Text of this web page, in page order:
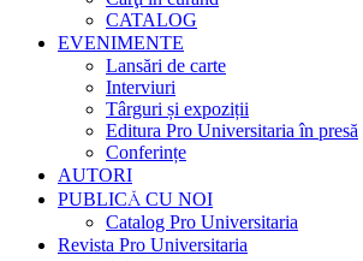
CATALOG
EVENIMENTE
Lansări de carte
Interviuri
Târguri și expoziții
Editura Pro Universitaria în presă
Conferințe
AUTORI
PUBLICĂ CU NOI
Catalog Pro Universitaria
Revista Pro Universitaria